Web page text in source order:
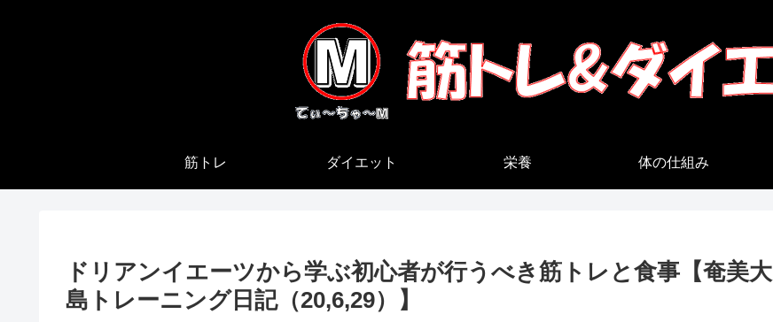
筋トレ ダイエット 栄養 体の仕組み
ドリアンイエーツから学ぶ初心者が行うべき筋トレと食事【奄美大
島トレーニング日記（20,6,29）】